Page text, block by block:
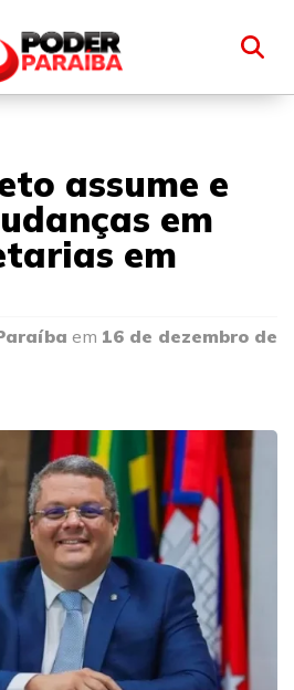
assume e
em
em
em 16 de dezembro de